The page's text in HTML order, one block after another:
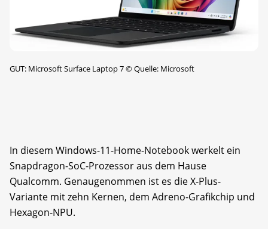
GUT: Microsoft Surface Laptop 7©Quelle: Microsoft
In diesem Windows-11-Home-Notebook werkelt ein
Snapdragon-SoC-Prozessor aus dem Hause
Qualcomm. Genaugenommen ist es die X-Plus-
Variante mit zehn Kernen, dem Adreno-Grafikchip und
Hexagon-NPU.